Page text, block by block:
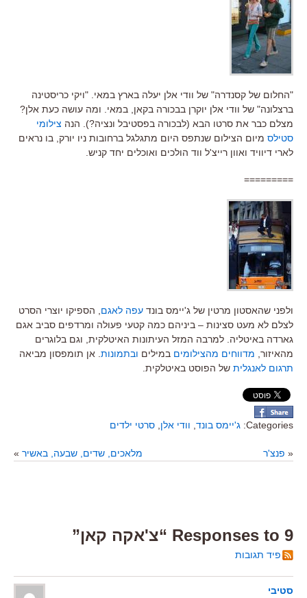
"החלום של קסנדרה" של וודי אלן יעלה בארץ במאי. "ויקי כריסטינה
ברצלונה" של וודי אלן יוקרן בבכורה בקאן, במאי. ומה עושה כעת אלן?
מצלם כבר את סרטו הבא (לבכורה בפסטיבל ונציה?). הנה צילומי
סטילס מיום הצילום שנתפס היום מתגלגל ברחובות ניו יורק, בו נראים
לארי דיוויד ואוון רייצ'ל ווד הולכים ואוכלים יחד קניש.
=========
ולפני שהאסטון מרטין של ג'יימס בונד עפה לאגם , הספיקו יוצרי הסרט
לצלם לא מעט סצינות – ביניהם כמה קטעי פעולה ומרדפים סביב אגם
גארדה באיטליה. למרבה המזל העיתונות האיטלקית, וגם בלוגרים
מהאיזור, מדווחים מהצילומים במילים ובתמונות . אן תומפסון מביאה
תרגום לאנגלית של הפוסט באיטלקית.
Categories: ג'יימס בונד וודי אלן סרטי ילדים
« פנצ'ר מלאכים, שדים, שבעה, באשיר »
9 Responses to “צ'אקה קאן”
פיד תגובות
סטיבי